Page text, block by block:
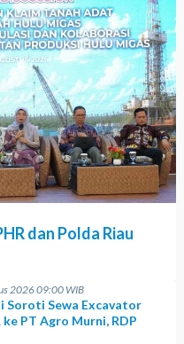
dan Polda Riau
2026 09:00 WIB
Soroti Sewa Excavator
ke PT Agro Murni, RDP